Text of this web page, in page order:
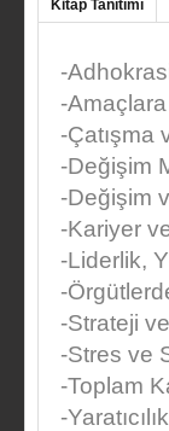
Kitap Tanıtımı
-
-
-Çatışma
-Değişim
-Değişim
-Kariyer
-Liderlik,
-
-Strateji
-Stres ve
-Toplam
-